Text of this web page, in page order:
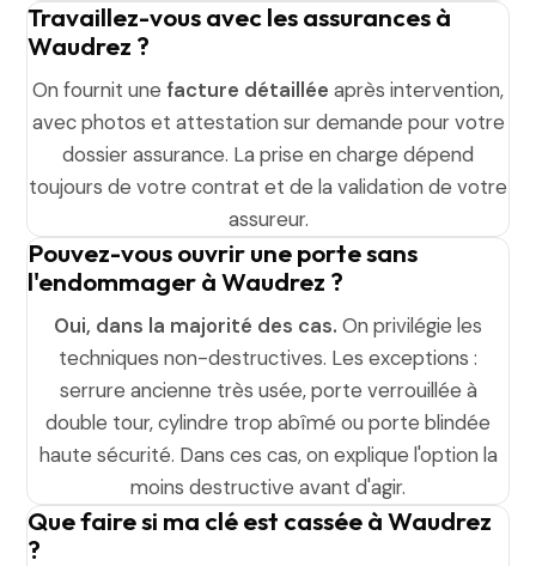
Travaillez-vous avec les assurances à
Waudrez ?
On fournit une facture détaillée après intervention,
avec photos et attestation sur demande pour votre
dossier assurance. La prise en charge dépend
toujours de votre contrat et de la validation de votre
assureur.
Pouvez-vous ouvrir une porte sans
l'endommager à Waudrez ?
Oui, dans la majorité des cas. On privilégie les
techniques non-destructives. Les exceptions :
serrure ancienne très usée, porte verrouillée à
double tour, cylindre trop abîmé ou porte blindée
haute sécurité. Dans ces cas, on explique l'option la
moins destructive avant d'agir.
Que faire si ma clé est cassée à Waudrez
?